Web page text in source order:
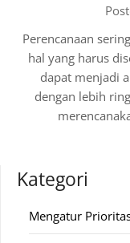
Perencanaan
hal yang harus
dapat menjadi
dengan lebih
Kategori
Mengatur